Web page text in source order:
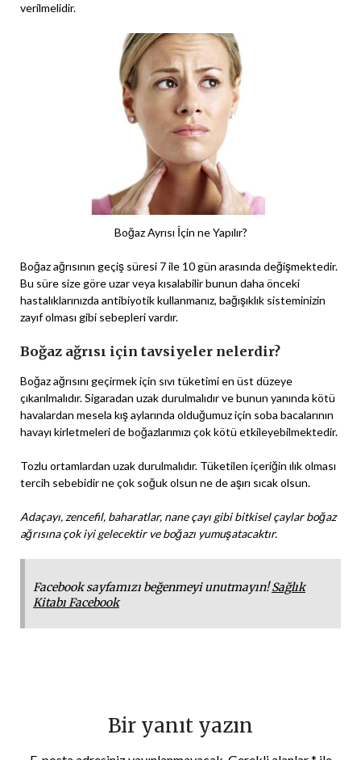
verilmelidir.
Boğaz Ayrısı İçin ne Yapılır?
Boğaz ağrısının geçiş süresi 7 ile 10 gün arasında değişmektedir.
Bu süre size göre uzar veya kısalabilir bunun daha önceki
hastalıklarınızda antibiyotik kullanmanız, bağışıklık sisteminizin
zayıf olması gibi sebepleri vardır.
Boğaz ağrısı için tavsiyeler nelerdir?
Boğaz ağrısını geçirmek için sıvı tüketimi en üst düzeye
çıkarılmalıdır. Sigaradan uzak durulmalıdır ve bunun yanında kötü
havalardan mesela kış aylarında olduğumuz için soba bacalarının
havayı kirletmeleri de boğazlarımızı çok kötü etkileyebilmektedir.
Tozlu ortamlardan uzak durulmalıdır. Tüketilen içeriğin ılık olması
tercih sebebidir ne çok soğuk olsun ne de aşırı sıcak olsun.
Adaçayı, zencefil, baharatlar, nane çayı gibi bitkisel çaylar boğaz
ağrısına çok iyi gelecektir ve boğazı yumuşatacaktır.
Facebook sayfamızı beğenmeyi unutmayın!Sağlık
Kitabı Facebook
Bir yanıt yazın